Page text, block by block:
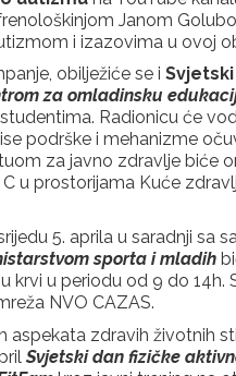
Janom
i izazovima u ovoj
obilježiće se i
za omladinsku
Radionicu će
podrške i mehanizme
za javno zdravlje biće
u prostorijama Kuće
5. aprila u saradnji sa
sporta i mladih
krvi u periodu od 9 do 14h.
NVO CAZAS.
aspekata zdravih životnih
Svjetski dan fizičke